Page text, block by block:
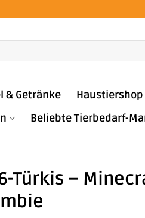
& Getränke Haustiershop
Beliebte Tierbedarf-
Türkis –